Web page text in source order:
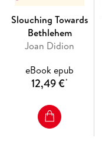
Slouching Towards
Bethlehem
Joan Didion
eBook epub
12,49 €*